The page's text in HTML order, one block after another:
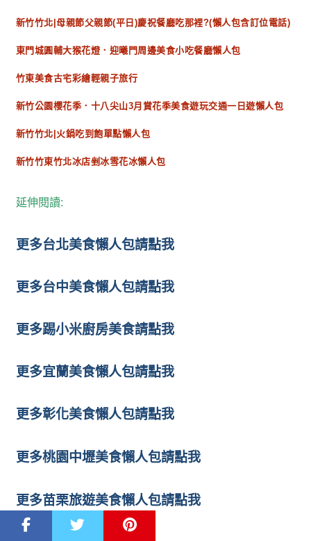
新竹竹北|母親節父親節(平日)慶祝餐廳吃那裡?(懶人包含訂位電話)
東門城圓輔大猴花燈．迎曦門周邊美食小吃餐廳懶人包
竹東美食古宅彩繪輕親子旅行
新竹公園櫻花季．十八尖山3月賞花季美食遊玩交通一日遊懶人包
新竹竹北|火鍋吃到飽單點懶人包
新竹竹東竹北冰店剉冰雪花冰懶人包
延伸閱讀:
更多台北美食懶人包請點我
更多台中美食懶人包請點我
更多踢小米廚房美食請點我
更多宜蘭美食懶人包請點我
更多彰化美食懶人包請點我
更多桃園中壢美食懶人包請點我
更多苗栗旅遊美食懶人包請點我